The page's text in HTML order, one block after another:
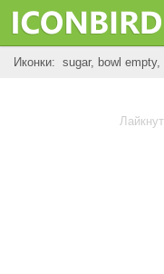
Иконки: sugar, bowl empty,